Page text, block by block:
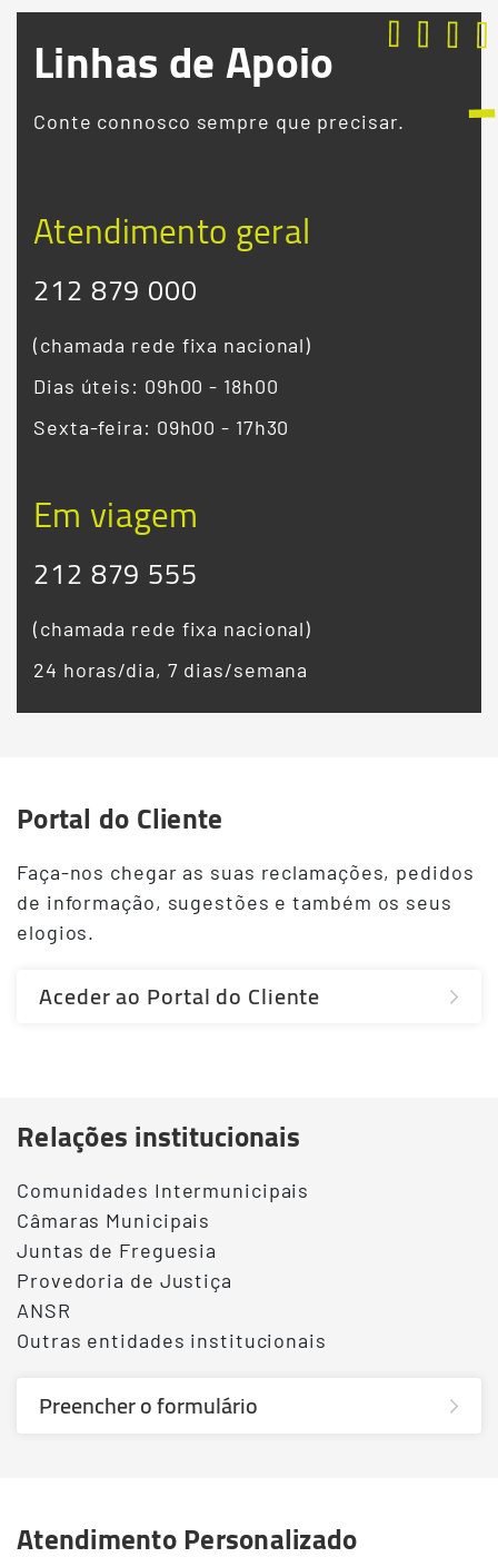
Linhas de Apoio
Conte connosco sempre que precisar.
Atendimento geral
212 879 000
(chamada rede fixa nacional)
Dias úteis: 09h00 - 18h00
Sexta-feira: 09h00 - 17h30
Em viagem
212 879 555
(chamada rede fixa nacional)
24 horas/dia, 7 dias/semana
Terceiro
Portal do Cliente
Faça-nos chegar as suas reclamações, pedidos
de informação, sugestões e também os seus
elogios.
Aceder ao Portal do Cliente
Relações institucionais
Comunidades Intermunicipais
Câmaras Municipais
Juntas de Freguesia
Provedoria de Justiça
ANSR
Outras entidades institucionais
Preencher o formulário
Atendimento Personalizado